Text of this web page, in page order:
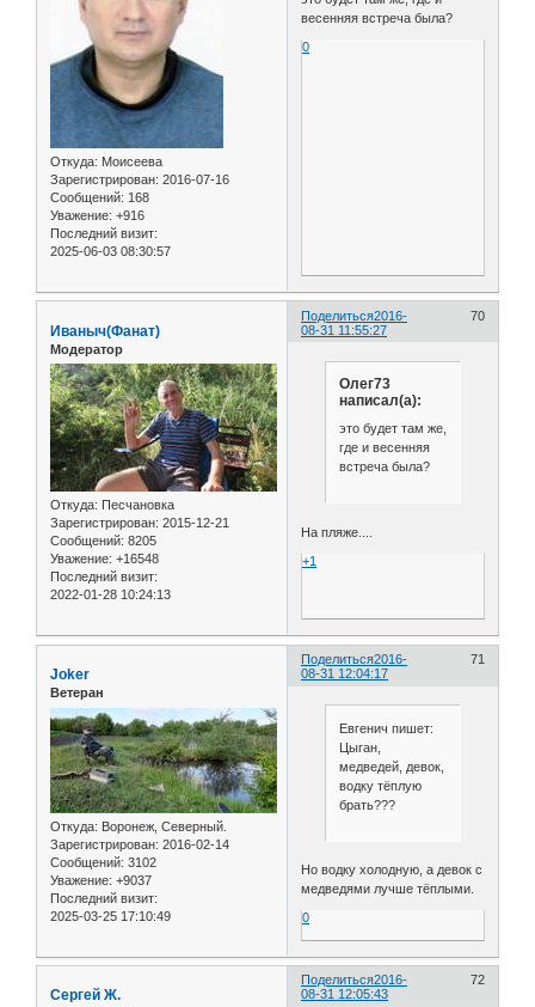
Откуда: Моисеева
Зарегистрирован: 2016-07-16
Сообщений: 168
Уважение: +916
Последний визит:
2025-06-03 08:30:57
весенняя встреча была?
0
Поделиться 70
2016-
08-31 11:55:27
Иваныч(Фанат)
Модератор
Откуда: Песчановка
Зарегистрирован: 2015-12-21
Сообщений: 8205
Уважение: +16548
Последний визит:
2022-01-28 10:24:13
Олег73
написал(а):
это будет там же,
где и весенняя
встреча была?
На пляже....
+1
Поделиться 71
2016-
08-31 12:04:17
Joker
Ветеран
Откуда: Воронеж, Северный.
Зарегистрирован: 2016-02-14
Сообщений: 3102
Уважение: +9037
Последний визит:
2025-03-25 17:10:49
Евгенич пишет:
Цыган,
медведей, девок,
водку тёплую
брать???
Но водку холодную, а девок с
медведями лучше тёплыми.
0
Поделиться 72
2016-
08-31 12:05:43
Сергей Ж.